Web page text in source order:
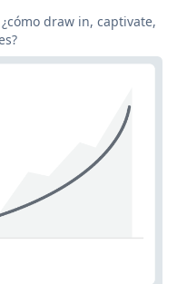
draw in, captivate,